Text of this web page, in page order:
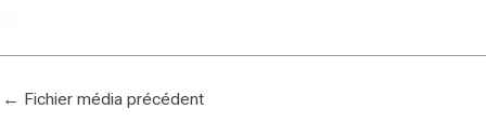
← Fichier média précédent